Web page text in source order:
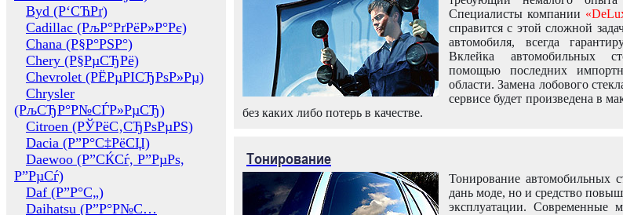
Byd (Р‘СЋРґ)
Cadillac (РљР°РґРёР»Р°Рє)
Chana (Р§Р°РЅР°)
Chery (Р§РµСЂРё)
Chevrolet (РЁРµРІСЂРѕР»Рµ)
Chrysler
(РљСЂР°Р№СЃР»РµСЂ)
Citroen (РЎРёС‚СЂРѕРµРЅ)
Dacia (Р”Р°С‡РёСЏ)
Daewoo (Р”СЌСѓ, Р”РµРѕ,
Р”РµСѓ)
Daf (Р”Р°С„)
Daihatsu (Р”Р°Р№С…
Специалисты компании
справится с этой сложной
автомобиля, всегда
Вклейка автомобильных
помощью последних
области. Замена лобового
сервисе будет произведена в
без каких либо потерь в качестве.
Тонирование
Тонирование автомобильных
дань моде, но и средство
эксплуатации. Современные